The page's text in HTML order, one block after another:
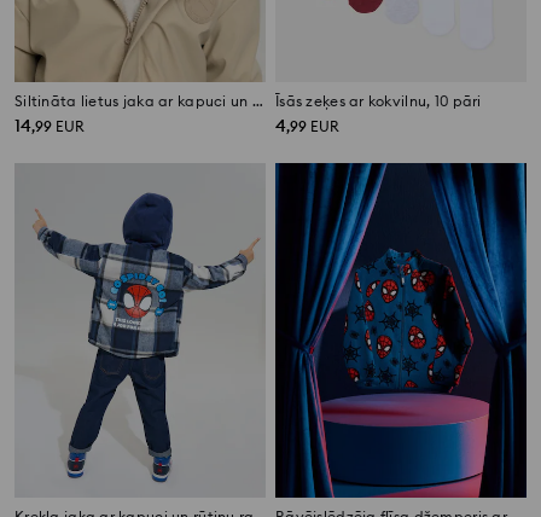
Siltināta lietus jaka ar kapuci un atstarojošiem elementiem
14,99 EUR
Īsās zeķes ar kokvilnu, 10 pāri
4,99 EUR